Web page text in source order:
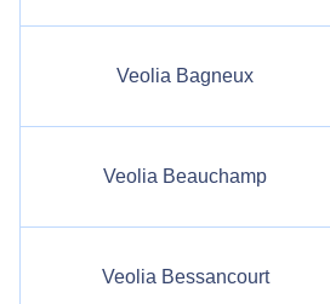
Veolia Bagneux
Veolia Beauchamp
Veolia Bessancourt